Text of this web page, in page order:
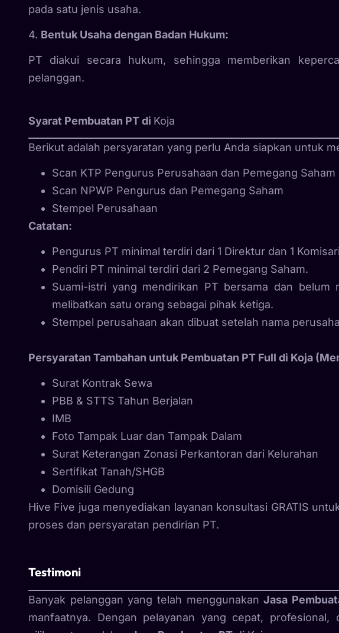
pada satu jenis usaha.
4. Bentuk Usaha dengan Badan Hukum:
PT diakui secara hukum, sehingga memberikan
pelanggan.
Syarat Pembuatan PT di Koja
Berikut adalah persyaratan yang perlu Anda siapkan untuk
Scan KTP Pengurus Perusahaan dan Pemegang Saham
Scan NPWP Pengurus dan Pemegang Saham
Stempel Perusahaan
Catatan:
Pengurus PT minimal terdiri dari 1 Direktur dan 1
Pendiri PT minimal terdiri dari 2 Pemegang Saham.
Suami-istri yang mendirikan PT bersama dan belum
melibatkan satu orang sebagai pihak ketiga.
Stempel perusahaan akan dibuat setelah nama
Persyaratan Tambahan untuk Pembuatan PT Full di Koja
Surat Kontrak Sewa
PBB & STTS Tahun Berjalan
IMB
Foto Tampak Luar dan Tampak Dalam
Surat Keterangan Zonasi Perkantoran dari Kelurahan
Sertifikat Tanah/SHGB
Domisili Gedung
Hive Five juga menyediakan layanan konsultasi GRATIS
proses dan persyaratan pendirian PT.
Testimoni
Banyak pelanggan yang telah menggunakanJasa
manfaatnya. Dengan pelayanan yang cepat,